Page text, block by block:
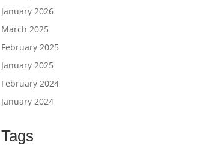
January 2026
March 2025
February 2025
January 2025
February 2024
January 2024
Tags